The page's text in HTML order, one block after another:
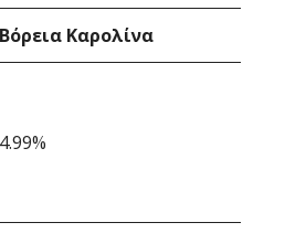
Βόρεια Καρολίνα
4.99%